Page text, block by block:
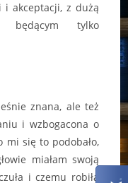
i akceptacji, z dużą
tylko
znana, ale też
i wzbogacona o
mi się to podobało,
miałam swoją
i czemu robiła